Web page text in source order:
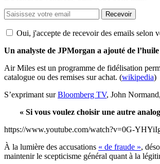
Recevoir
Oui, j'accepte de recevoir des emails selon
Un analyste de JPMorgan a ajouté de
Air Miles est un programme de fidélisation
catalogue ou des remises sur achat. (wikipedia)
S’exprimant surBloomberg TV, John
« Si vous voulez choisir une autre
https://www.youtube.com/watch?v=0G-
À la lumière des accusations « de fraude »,
maintenir le scepticisme général quant à la